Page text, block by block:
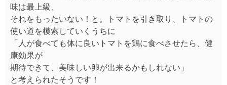
味は最上級、
それをもったいない！と。トマトを引き取り、トマトの
使い道を模索していくうちに
「人が食べても体に良いトマトを鶏に食べさせたら、健
康効果が
期待できて、美味しい卵が出来るかもしれない」
と考えられたそうです！